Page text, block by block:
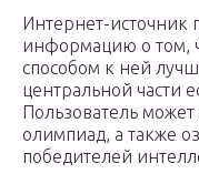
Интернет-источник
информацию о том,
способом к ней
центральной части
Пользователь
олимпиад, а также
победителей